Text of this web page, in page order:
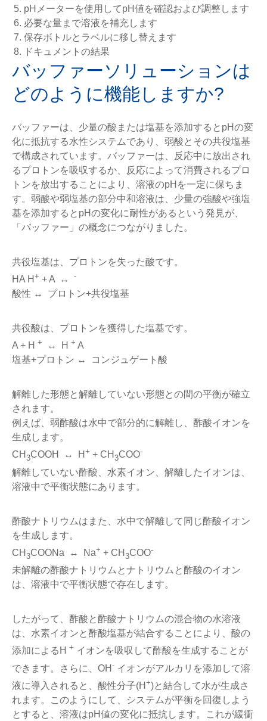
pHメーターを使用してpH値を確認および調整します
必要な量まで溶液を補充します
保存ボトルとラベルに移し替えます
ドキュメントの結果
バッファーソリューションは
どのように機能しますか?
バッファーは、少量の酸または塩基を添加するとpHの変
化に抵抗する水性システムであり、弱酸とその共役塩基
で構成されています。バッファーは、反応中に放出され
るプロトンを吸収するか、反応によって消費されるプロ
トンを放出することにより、溶液のpHを一定に保ちま
す。弱酸や弱塩基の部分中和溶液は、少量の強酸や強塩
基を添加するとpHの変化に耐性があるという発見が、
「バッファー」の概念につながりました。
共役塩基は、プロトンを失った酸です。
HA H + + A ↔ -
酸性 ↔ プロトン+共役塩基
共役酸は、プロトンを獲得した塩基です。
A + H + ↔ H + A
塩基+プロトン ↔ コンジュゲート酸
解離した形態と解離していない形態との間の平衡が確立
されます。
例えば、弱酢酸は水中で部分的に解離し、酢酸イオンを
生成します。
CH 3COOH ↔ H + + CH 3COO-
解離していない酢酸、水素イオン、解離したイオンは、
溶液中で平衡状態にあります。
酢酸ナトリウムはまた、水中で解離して同じ酢酸イオン
を生成します。
CH 3COONa ↔ Na+ + CH 3COO-
未解離の酢酸ナトリウムとナトリウムと酢酸のイオン
は、溶液中で平衡状態で存在します。
したがって、酢酸と酢酸ナトリウムの混合物の水溶液
は、水素イオンと酢酸塩基が結合することにより、酸の
添加によるH + イオンを吸収して酢酸を生成することが
できます。さらに、OH - イオンがアルカリを添加して溶
液に導入されると、酸性分子(H +)と結合して水が生成さ
れます。このようにして、システムが平衡を回復しよう
とすると、溶液はpH値の変化に抵抗します。これが緩衝